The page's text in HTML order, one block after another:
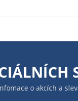
o akcích a